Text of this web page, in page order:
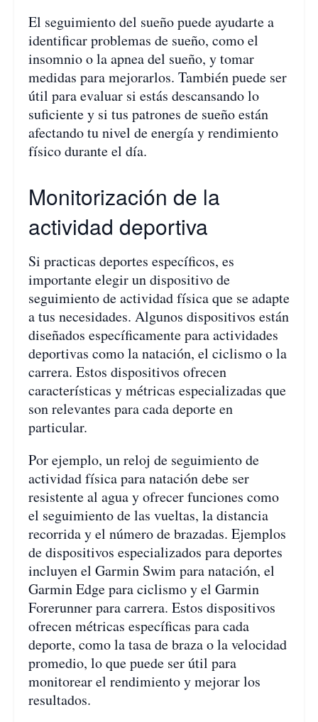
El seguimiento del sueño puede ayudarte a
identificar problemas de sueño, como el
insomnio o la apnea del sueño, y tomar
medidas para mejorarlos. También puede ser
útil para evaluar si estás descansando lo
suficiente y si tus patrones de sueño están
afectando tu nivel de energía y rendimiento
físico durante el día.
Monitorización de la
actividad deportiva
Si practicas deportes específicos, es
importante elegir un dispositivo de
seguimiento de actividad física que se adapte
a tus necesidades. Algunos dispositivos están
diseñados específicamente para actividades
deportivas como la natación, el ciclismo o la
carrera. Estos dispositivos ofrecen
características y métricas especializadas que
son relevantes para cada deporte en
particular.
Por ejemplo, un reloj de seguimiento de
actividad física para natación debe ser
resistente al agua y ofrecer funciones como
el seguimiento de las vueltas, la distancia
recorrida y el número de brazadas. Ejemplos
de dispositivos especializados para deportes
incluyen el Garmin Swim para natación, el
Garmin Edge para ciclismo y el Garmin
Forerunner para carrera. Estos dispositivos
ofrecen métricas específicas para cada
deporte, como la tasa de braza o la velocidad
promedio, lo que puede ser útil para
monitorear el rendimiento y mejorar los
resultados.